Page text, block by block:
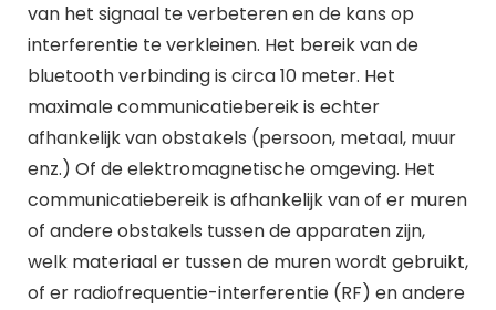
van het signaal te verbeteren en de kans op
interferentie te verkleinen. Het bereik van de
bluetooth verbinding is circa 10 meter. Het
maximale communicatiebereik is echter
afhankelijk van obstakels (persoon, metaal, muur
enz.) Of de elektromagnetische omgeving. Het
communicatiebereik is afhankelijk van of er muren
of andere obstakels tussen de apparaten zijn,
welk materiaal er tussen de muren wordt gebruikt,
of er radiofrequentie-interferentie (RF) en andere